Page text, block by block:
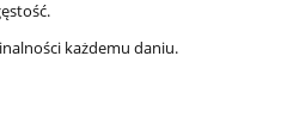
każdemu daniu.